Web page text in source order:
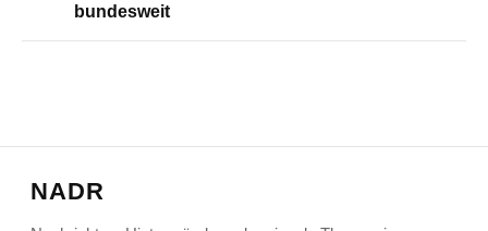
bundesweit
NADR